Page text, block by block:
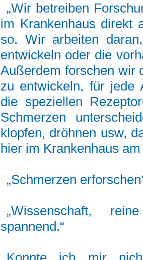
„Wir betreiben
im Krankenhaus direkt
so. Wir arbeiten
entwickeln oder die
Außerdem forschen wir
zu entwickeln, für jede
die speziellen
Schmerzen
klopfen, dröhnen usw,
hier im Krankenhaus
„Schmerzen
„Wissenschaft,
spannend.“